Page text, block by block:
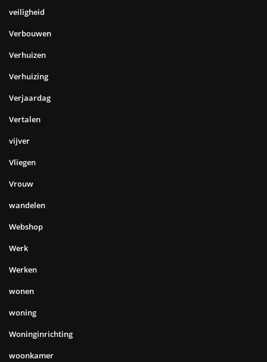
veiligheid
Verbouwen
Verhuizen
Verhuizing
Verjaardag
Vertalen
vijver
Vliegen
Vrouw
wandelen
Webshop
Werk
Werken
wonen
woning
Woninginrichting
woonkamer